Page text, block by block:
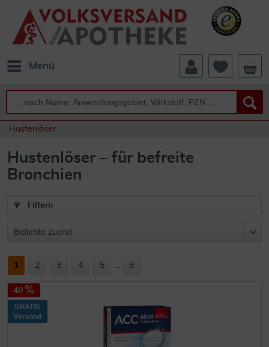
Menü
Hustenlöser
Hustenlöser – für befreite
Bronchien
Filtern
1 2 3 4 5 ... 9
40
GRATIS
Versand